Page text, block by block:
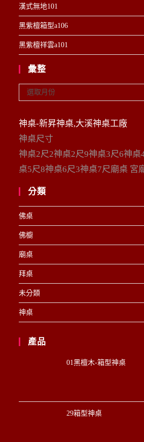
漢式無地101
黑紫檀箱型a106
黑紫檀祥雲a101
彙整
整
選取月份
神桌-新昇神桌,大溪神桌工廠
神桌尺寸
神桌2尺2神桌2尺9神桌3尺6神桌
桌5尺8神桌6尺3神桌7尺廟桌 宮
分類
佛桌
佛櫥
廟桌
拜桌
未分類
神桌
產品
01黑檀木-箱型神桌
29箱型神桌